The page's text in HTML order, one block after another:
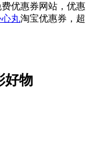
费优惠券网站，优惠
心丸淘宝优惠券，超
好物